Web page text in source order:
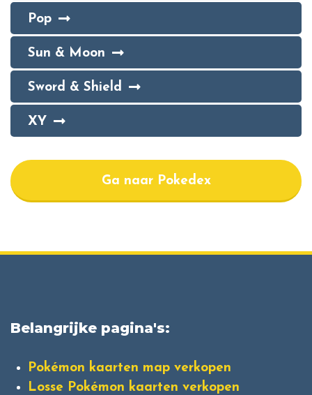
Pop
Sun & Moon
Sword & Shield
XY
Ga naar Pokedex
Belangrijke pagina's:
Pokémon kaarten map verkopen
Losse Pokémon kaarten verkopen